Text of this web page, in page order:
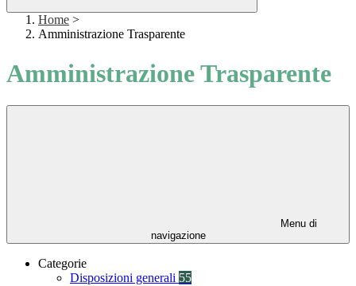
Home >
Amministrazione Trasparente
Amministrazione Trasparente
Menu di
navigazione
Categorie
Disposizioni generali 55